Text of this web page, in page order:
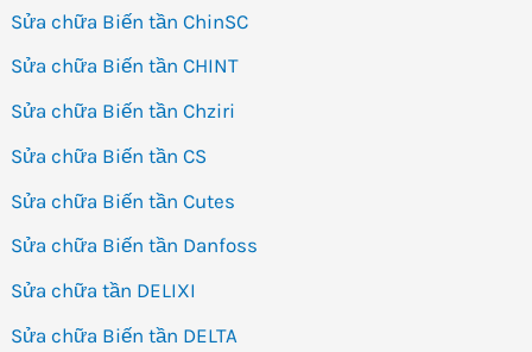
Sửa chữa Biến tần ChinSC
Sửa chữa Biến tần CHINT
Sửa chữa Biến tần Chziri
Sửa chữa Biến tần CS
Sửa chữa Biến tần Cutes
Sửa chữa Biến tần Danfoss
Sửa chữa tần DELIXI
Sửa chữa Biến tần DELTA